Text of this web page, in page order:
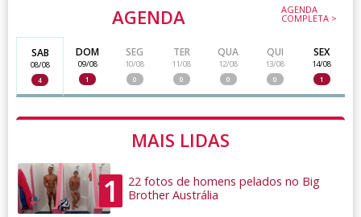
AGENDA AGENDA
COMPLETA >
SAB
08/08
4
DOM
09/08
1
SEG
10/08
0
TER
11/08
0
QUA
12/08
0
QUI
13/08
0
SEX
14/08
1
MAIS LIDAS
1
22 fotos de homens pelados no Big
Brother Austrália